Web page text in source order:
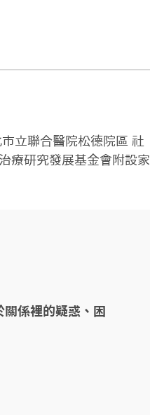
立聯合醫院松德院區 社
療研究發展基金會附設家
係裡的疑惑、困